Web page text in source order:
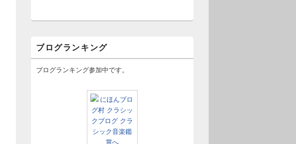
ブログランキング
ブログランキング参加中です。